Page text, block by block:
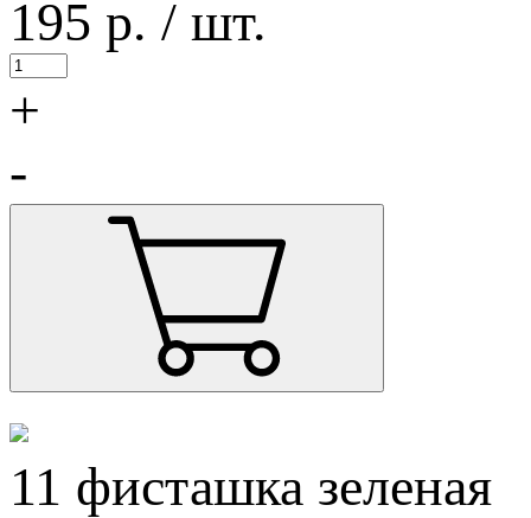
195 р. / шт.
+
-
11 фисташка зеленая